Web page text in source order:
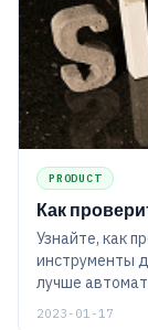
PRODUCT
Как
Узнайте, как
инструменты
лучше
советы по
2023-01-17